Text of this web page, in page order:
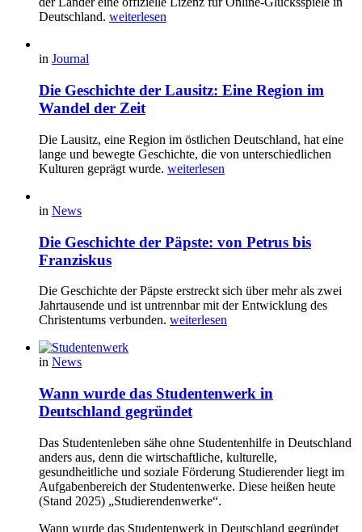
Deutschland. weiterlesen
in Journal
Die Geschichte der Lausitz: Eine Region im
Wandel der Zeit
Die Lausitz, eine Region im östlichen Deutschland, hat eine
lange und bewegte Geschichte, die von unterschiedlichen
Kulturen geprägt wurde. weiterlesen
in News
Die Geschichte der Päpste: von Petrus bis
Franziskus
Die Geschichte der Päpste erstreckt sich über mehr als zwei
Jahrtausende und ist untrennbar mit der Entwicklung des
Christentums verbunden. weiterlesen
in News
Wann wurde das Studentenwerk in
Deutschland gegründet
Das Studentenleben sähe ohne Studentenhilfe in Deutschland
anders aus, denn die wirtschaftliche, kulturelle,
gesundheitliche und soziale Förderung Studierender liegt im
Aufgabenbereich der Studentenwerke. Diese heißen heute
(Stand 2025) „Studierendenwerke“.
Wann wurde das Studentenwerk in Deutschland gegründet